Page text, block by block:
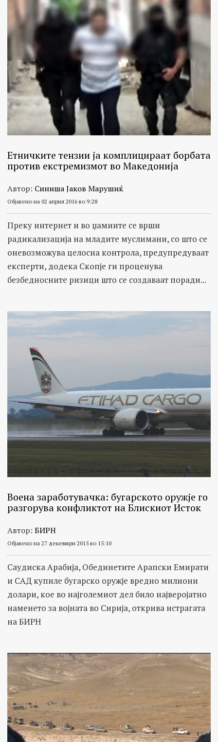
Етничките тензии ја комплицираат борбата
против екстремизмот во Македонија
Автор: Синиша Јаков Марушиќ
Објавено на 02 април 2016 во 9:28
Преку интернет и во џамиите се врши
радикализација на младите муслимани, со што се
оневозможува целосна контрола, предупредуваат
експерти, додека Скопје ги проценува
безбедносните ризици што се создаваат поради...
Воена заработувачка: бугарското оружје го
разгорува конфликтот на Блискиот Исток
Автор: БИРН
Објавено на 27 декември 2015 во 15:10
Саудиска Арабија, Обединетите Арапски Емирати
и САД купиле бугарско оружје вредно милиони
долари, кое во најголемиот дел било најверојатно
наменето за војната во Сирија, открива истрагата
на БИРН